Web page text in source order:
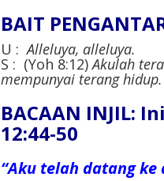
BAIT
U :Alleluya, alleluya.
S : (Yoh 8:12)Akulah
mempunyai terang hidup.
BACAAN INJIL:
12:44-50
“Aku telah datang